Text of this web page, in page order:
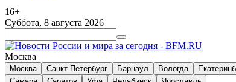
16+
Суббота, 8 августа 2026
Москва
Москва Санкт-Петербург Барнаул Вологда